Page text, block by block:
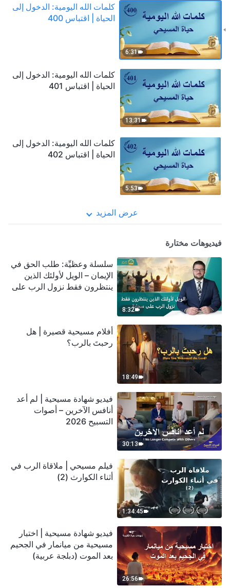
6:31
كلمات الله اليومية: الدخول إلى
الحياة | اقتباس 400
13:31
كلمات الله اليومية: الدخول إلى
الحياة | اقتباس 401
5:53
كلمات الله اليومية: الدخول إلى
الحياة | اقتباس 402
عرض المزيد
فيديوهات مختارة
8:32
سلسلة وعظيِّة: طلب الحق في
الإيمان – الويل لأولئك الذين
ينتظرون فقط نزول الرب على
18:49
أفلام مسيحية قصيرة | هل
رحبتَ بالرب؟
30:13
فيديو شهادة مسيحية | لم أعد
أنافس الآخرين – أصوات
التسبيح 2026
1:34:45
فيلم مسيحي | ملاقاة الرب في
أثناء الكوارث (2)
26:56
فيديو شهادة مسيحية | اختبار
مسيحية من ميانمار في الجحيم
بعد الموت (دبلجة عربية)